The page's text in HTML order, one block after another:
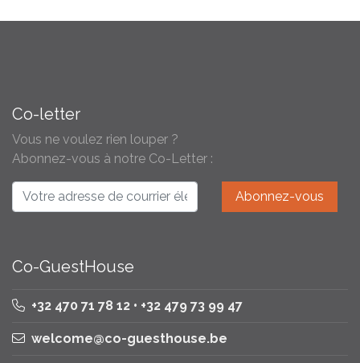
Co-letter
Vous ne voulez rien louper ?
Abonnez-vous à notre Co-Letter :
Co-GuestHouse
+32 470 71 78 12 • +32 479 73 99 47
welcome@co-guesthouse.be